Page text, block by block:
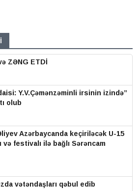
ZƏNG ETDİ
Y.V.Çəmənzəminli irsinin izində”
olub
Azərbaycanda keçiriləcək U-15
və festivalı ilə bağlı Sərəncam
vətəndaşları qəbul edib